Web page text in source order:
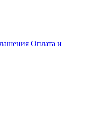
Оплата и